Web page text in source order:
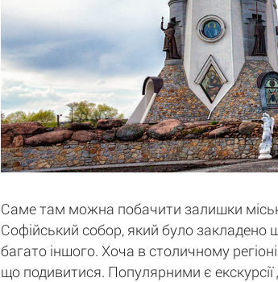
Саме там можна побачити залишки
Софійський собор, який було закладено
багато іншого. Хоча в столичному
що подивитися. Популярними є